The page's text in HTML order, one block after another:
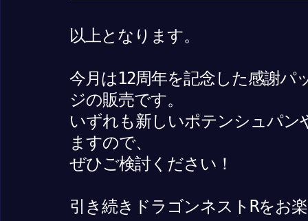
以上となります。
今月は12周年を記念した感謝パ
ジの販売です。
いずれも新しいポテンシュパン
ますので、
ぜひご検討ください！
引き続きドラゴンネストRをお